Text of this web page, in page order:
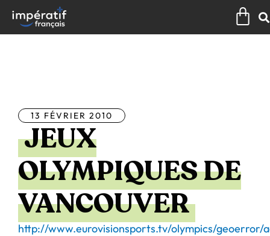
contenu
13 FÉVRIER 2010
JEUX
OLYMPIQUES DE
VANCOUVER
http://www.eurovisionsports.tv/olympics/geoerror/